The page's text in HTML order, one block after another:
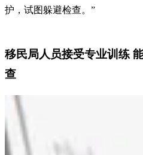
护，试图躲避检查。”
移民局人员接受专业训练
查